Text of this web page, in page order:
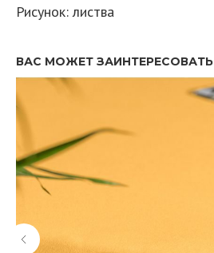
Рисунок: листва
ВАС МОЖЕТ ЗАИНТЕРЕСОВАТЬ